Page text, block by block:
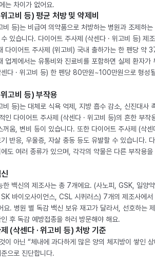
는 차이가 없어요.
고비 등) 평균 처방 및 약제비
비 등)는 비급여 의약품으로 처방하는 병원과 조제하는
있습니다. 다이어트 주사제 (삭센다 · 위고비 등) 제
다이어트 주사제 (위고비) 국내 출하가는 한 펜당 약
업계에서는 유통비와 진료비를 포함하면 실제 환자가
다 · 위고비 등) 한 펜당 80만원~100만원으로 형성
고비 등) 부작용
비 등)는 대체로 식욕 억제, 지방 흡수 감소, 신진대사
인 다이어트 주사제 (삭센다 · 위고비 등)의 흔한 부작
움, 변비 등이 있습니다. 또한 다이어트 주사제 (삭센
반응, 우울증, 자살 충동 등도 유발할 수 있습니다.
도 여러 종류가 있으며, 각각의 약물은 다른 부작용을
한 백신의 제조사는 총 7개에요. (사노피, GSK, 일양
바이오사이언스, CSL 시퀴러스) 7개의 제조사에서
요. 병원 별 독감 백신 보유 재고가 달라서, 선호하는
후 독감 예방접종을 하러 방문해야 해요.
(삭센다 · 위고비 등) 처방 기준
이 아닌 “체내에 과다하게 많은 양의 체지방이 쌓인
으로 진단합니다.